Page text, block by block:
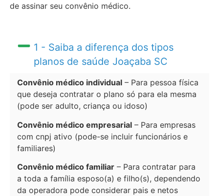
de assinar seu convênio médico.
1 - Saiba a diferença dos tipos
planos de saúde Joaçaba SC
Convênio médico individual – Para pessoa física
que deseja contratar o plano só para ela mesma
(pode ser adulto, criança ou idoso)
Convênio médico empresarial – Para empresas
com cnpj ativo (pode-se incluir funcionários e
familiares)
Convênio médico familiar – Para contratar para
a toda a família esposo(a) e filho(s), dependendo
da operadora pode considerar pais e netos